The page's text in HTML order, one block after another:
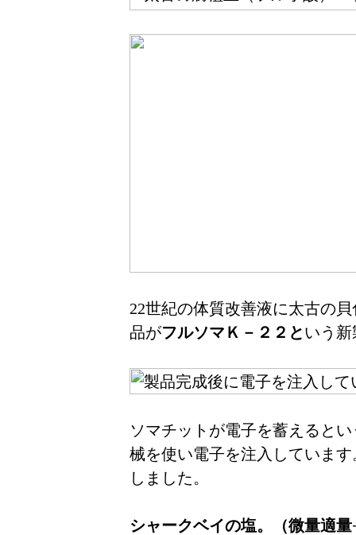
22世紀の体質改善液に太古の
品がフルソマＫ－２２という
ソマチットが電子を蓄えると
械を使い電子を注入していま
しました。
シャークベイの塩。（微量適